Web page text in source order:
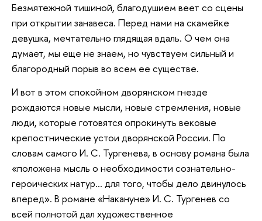
Безмятежной тишиной, благодушием веет со сцены
при открытии занавеса. Перед нами на скамейке
девушка, мечтательно глядящая вдаль. О чем она
думает, мы еще не знаем, но чувствуем сильный и
благородный порыв во всем ее существе.
И вот в этом спокойном дворянском гнезде
рождаются новые мысли, новые стремления, новые
люди, которые готовятся опрокинуть вековые
крепостнические устои дворянской России. По
словам самого И. С. Тургенева, в основу романа была
«положена мысль о необходимости сознательно-
героических натур… для того, чтобы дело двинулось
вперед». В романе «Накануне» И. С. Тургенев со
всей полнотой дал художественное